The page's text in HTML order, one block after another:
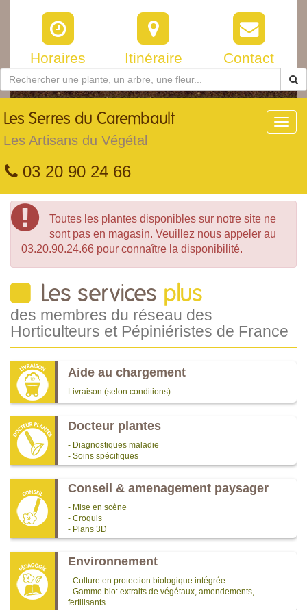
Horaires Itinéraire Contact
Les Serres du Carembault
Les Artisans du Végétal
03 20 90 24 66
Toutes les plantes disponibles sur notre site ne
sont pas en magasin. Veuillez nous appeler au
03.20.90.24.66 pour connaître la disponibilité.
Les services plus
des membres du réseau des
Horticulteurs et Pépiniéristes de France
Aide au chargement
Livraison (selon conditions)
Docteur plantes
- Diagnostiques maladie
- Soins spécifiques
Conseil & amenagement paysager
- Mise en scène
- Croquis
- Plans 3D
Environnement
- Culture en protection biologique intégrée
- Gamme bio: extraits de végétaux, amendements,
fertilisants